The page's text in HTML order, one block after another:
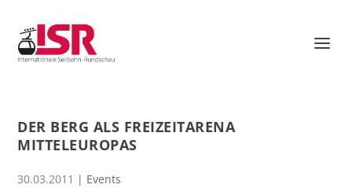
DER BERG ALS FREIZEITARENA
MITTELEUROPAS
30.03.2011 | Events